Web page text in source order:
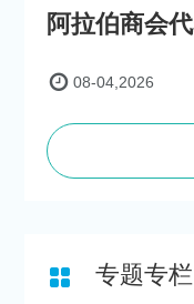
08-04,2026
专题专栏